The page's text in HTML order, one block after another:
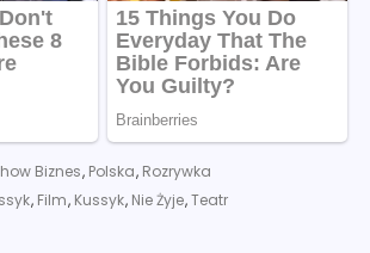
Biznes, Polska, Rozrywka
, Film, Kussyk, Nie Żyje,Teatr